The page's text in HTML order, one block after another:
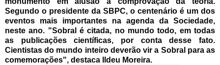
Segundo o presidente da SBPC, o centenário é um dos
eventos mais importantes na agenda da Sociedade,
neste ano. "Sobral é citada, no mundo todo, em todas
as publicações científicas, por conta desse fato.
Cientistas do mundo inteiro deverão vir a Sobral para as
comemorações", destaca Ildeu Moreira.